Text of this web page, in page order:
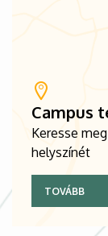
Campus
Keresse
helyszínét
TOVÁBB